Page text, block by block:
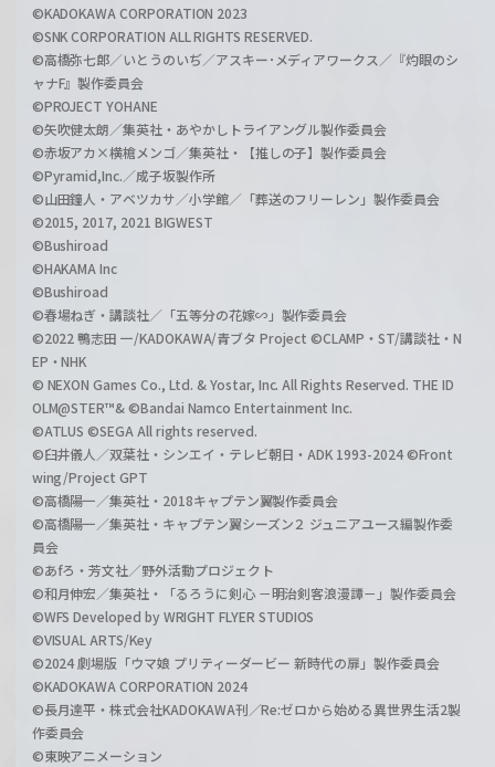
©KADOKAWA CORPORATION 2023
©SNK CORPORATION ALL RIGHTS RESERVED.
©高橋弥七郎／いとうのいぢ／アスキー･メディアワークス／『灼眼のシ
ャナF』製作委員会
©PROJECT YOHANE
©矢吹健太朗／集英社・あやかしトライアングル製作委員会
©赤坂アカ×横槍メンゴ／集英社・【推しの子】製作委員会
©Pyramid,Inc.／成子坂製作所
©山田鐘人・アベツカサ／小学館／「葬送のフリーレン」製作委員会
©2015, 2017, 2021 BIGWEST
©Bushiroad
©HAKAMA Inc
©Bushiroad
©春場ねぎ・講談社／「五等分の花嫁∽」製作委員会
©2022 鴨志田 一/KADOKAWA/青ブタ Project ©CLAMP・ST/講談社・N
EP・NHK
© NEXON Games Co., Ltd. & Yostar, Inc. All Rights Reserved. THE ID
OLM@STER™& ©Bandai Namco Entertainment Inc.
©ATLUS ©SEGA All rights reserved.
©臼井儀人／双葉社・シンエイ・テレビ朝日・ADK 1993-2024 ©Front
wing/Project GPT
©高橋陽一／集英社・2018キャプテン翼製作委員会
©高橋陽一／集英社・キャプテン翼シーズン２ ジュニアユース編製作委
員会
©あfろ・芳文社／野外活動プロジェクト
©和月伸宏／集英社・「るろうに剣心 －明治剣客浪漫譚－」製作委員会
©WFS Developed by WRIGHT FLYER STUDIOS
©VISUAL ARTS/Key
©2024 劇場版「ウマ娘 プリティーダービー 新時代の扉」製作委員会
©KADOKAWA CORPORATION 2024
©長月達平・株式会社KADOKAWA刊／Re:ゼロから始める異世界生活2製
作委員会
©東映アニメーション